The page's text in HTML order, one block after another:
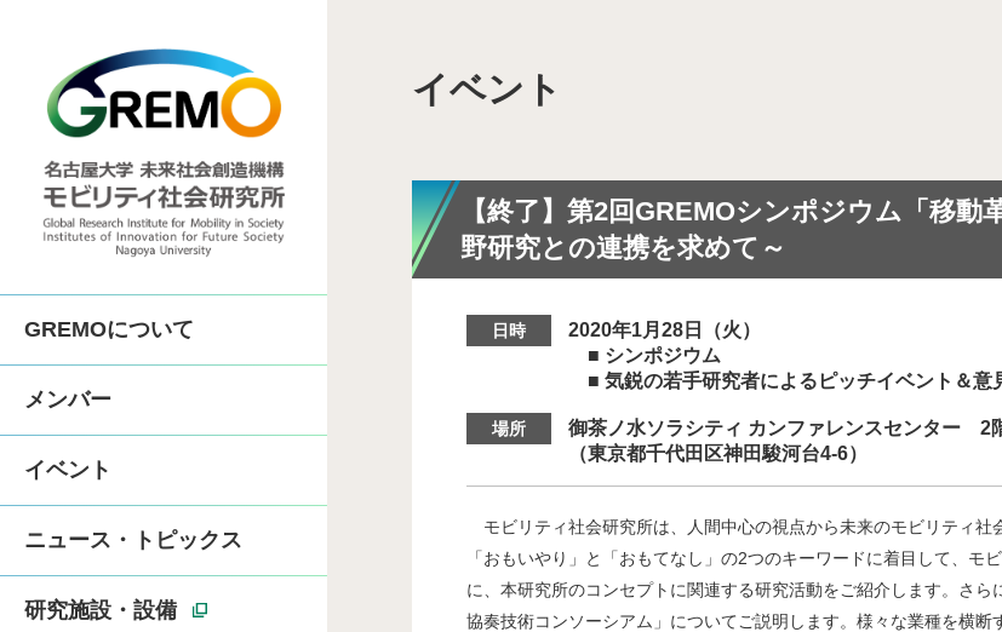
GREMOについて
メンバー
イベント
ニュース・トピックス
研究施設・設備
COI-NEXT「地域を次世代につなぐマイモビリティ共創拠点」
COI「人がつながる “移動”イノベーション拠点」【終了】
人間機械協奏技術コンソーシアム（HMHS）
中部先進モビリティ実装プラットフォーム（CAMIP）
先進モビリティ学
卓越大学院「ライフスタイル革命のための超学際移動イノベーショ
イベント
【終了】第2回GREMOシンポジウム「移
野研究との連携を求めて～
日時
2020年1月28日（火）
■ シンポジウム 13
■ 気鋭の若手研究者によるピッチイベント＆
場所
御茶ノ水ソラシティ カンファレンスセンター 2
（東京都千代田区神田駿河台4-6）
モビリティ社会研究所は、人間中心の視点から未来のモビリティ社
「おもいやり」と「おもてなし」の2つのキーワードに着目して、
に、本研究所のコンセプトに関連する研究活動をご紹介します。さ
協奏技術コンソーシアム」についてご説明します。様々な業種を横